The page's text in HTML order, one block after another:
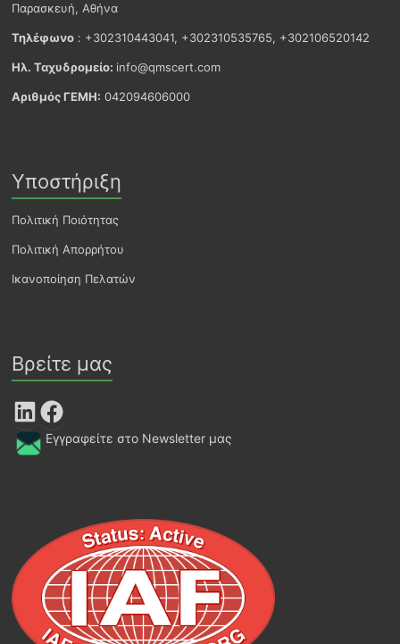
Παρασκευή, Αθήνα
Τηλέφωνο : +302310443041, +302310535765, +302106520142
Ηλ. Ταχυδρομείο: info@qmscert.com
Αριθμός ΓΕΜΗ: 042094606000
Υποστήριξη
Πολιτική Ποιότητας
Πολιτική Απορρήτου
Ικανοποίηση Πελατών
Βρείτε μας
LinkedIn Facebook
Εγγραφείτε στο Newsletter μας